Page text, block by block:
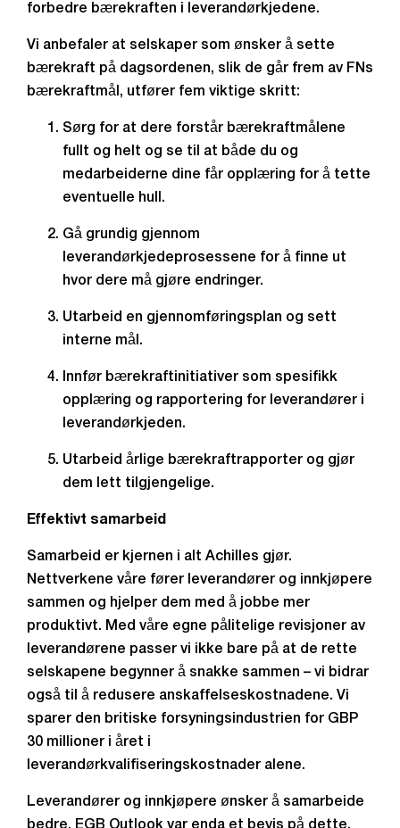
forbedre bærekraften i leverandørkjedene.
Vi anbefaler at selskaper som ønsker å sette
bærekraft på dagsordenen, slik de går frem av FNs
bærekraftmål, utfører fem viktige skritt:
Sørg for at dere forstår bærekraftmålene
fullt og helt og se til at både du og
medarbeiderne dine får opplæring for å tette
eventuelle hull.
Gå grundig gjennom
leverandørkjedeprosessene for å finne ut
hvor dere må gjøre endringer.
Utarbeid en gjennomføringsplan og sett
interne mål.
Innfør bærekraftinitiativer som spesifikk
opplæring og rapportering for leverandører i
leverandørkjeden.
Utarbeid årlige bærekraftrapporter og gjør
dem lett tilgjengelige.
Effektivt samarbeid
Samarbeid er kjernen i alt Achilles gjør.
Nettverkene våre fører leverandører og innkjøpere
sammen og hjelper dem med å jobbe mer
produktivt. Med våre egne pålitelige revisjoner av
leverandørene passer vi ikke bare på at de rette
selskapene begynner å snakke sammen – vi bidrar
også til å redusere anskaffelseskostnadene. Vi
sparer den britiske forsyningsindustrien for GBP
30 millioner i året i
leverandørkvalifiseringskostnader alene.
Leverandører og innkjøpere ønsker å samarbeide
bedre. EGB Outlook var enda et bevis på dette.